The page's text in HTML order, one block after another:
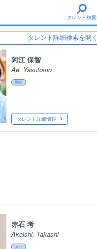
タレント検索
ェイス
優養成所
いて
区分
全て
男性
女性
出身地
関東・甲信越
検索クリア
タレント詳細検索を開く
阿江 保智
Ae, Yasutomo
関西
タレント詳細情報
赤石 考
Akaishi, Takashi
東北